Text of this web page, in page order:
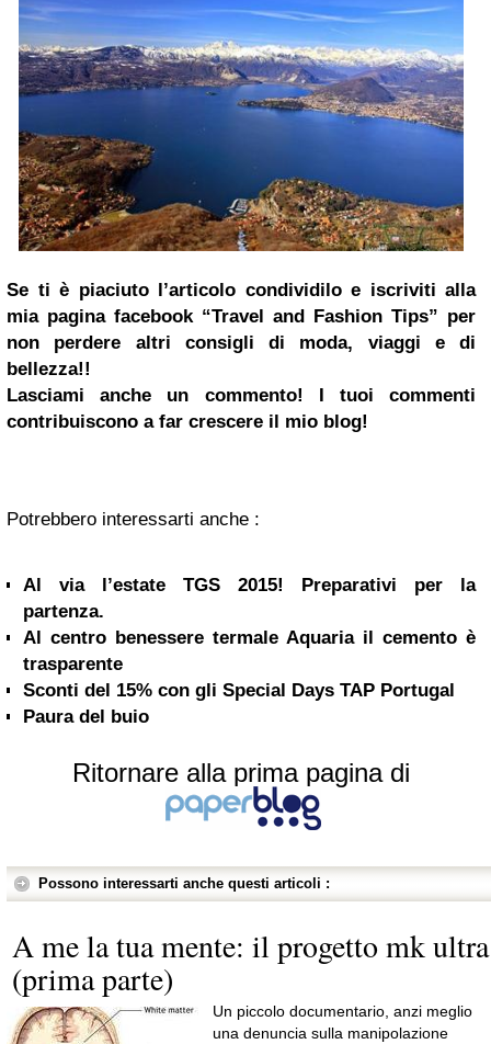
Se ti è piaciuto l’articolo condividilo e iscriviti alla
mia pagina facebook“Travel and Fashion Tips” per
non perdere altri consigli di moda, viaggi e di
bellezza!!
Lasciami anche un commento! I tuoi commenti
contribuiscono a far crescere il mio blog!
Potrebbero interessarti anche :
Al via l’estate TGS 2015! Preparativi per la
partenza.
Al centro benessere termale Aquaria il cemento è
trasparente
Sconti del 15% con gli Special Days TAP Portugal
Paura del buio
Ritornare alla prima pagina di
Possono interessarti anche questi articoli :
A me la tua mente: il progetto mk ultra
(prima parte)
Un piccolo documentario, anzi meglio
una denuncia sulla manipolazione